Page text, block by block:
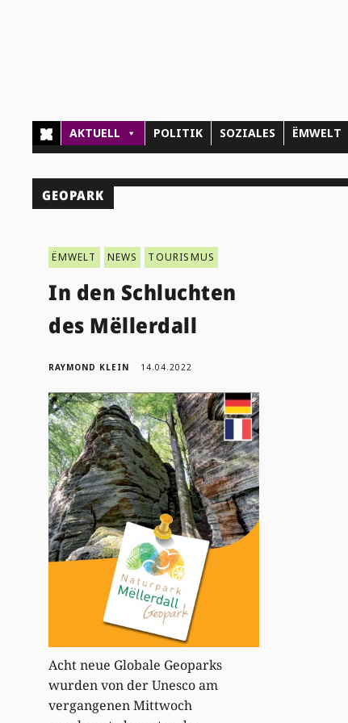
AKTUELL POLITIK SOZIALES ËMWELT
GEOPARK
ËMWELT NEWS TOURISMUS
In den Schluchten
des Mëllerdall
RAYMOND KLEIN 14.04.2022
Acht neue Globale Geoparks
wurden von der Unesco am
vergangenen Mittwoch